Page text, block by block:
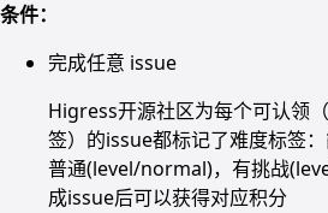
条件：
完成任意 issue
Higress开源社区为每个可认领
签）的issue都标记了难度标签：
普通(level/normal)，有挑战
成issue后可以获得对应积分